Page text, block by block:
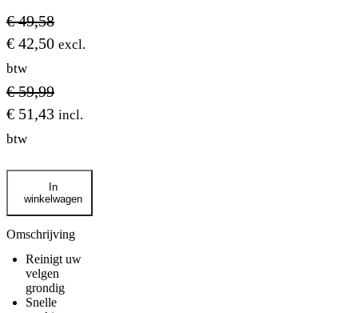
€49,58
€ 42,50 excl.
btw
€59,99
€ 51,43 incl.
btw
Great-
Bleeding
wheel
cleaner
aantal
In
winkelwagen
Omschrijving
Reinigt uw
velgen
grondig
Snelle